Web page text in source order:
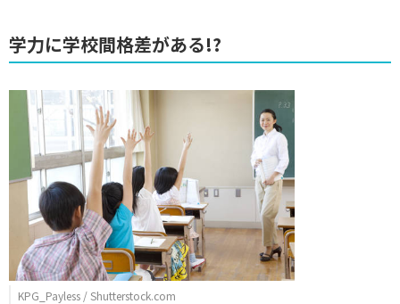
学力に学校間格差がある!?
KPG_Payless / Shutterstock.com